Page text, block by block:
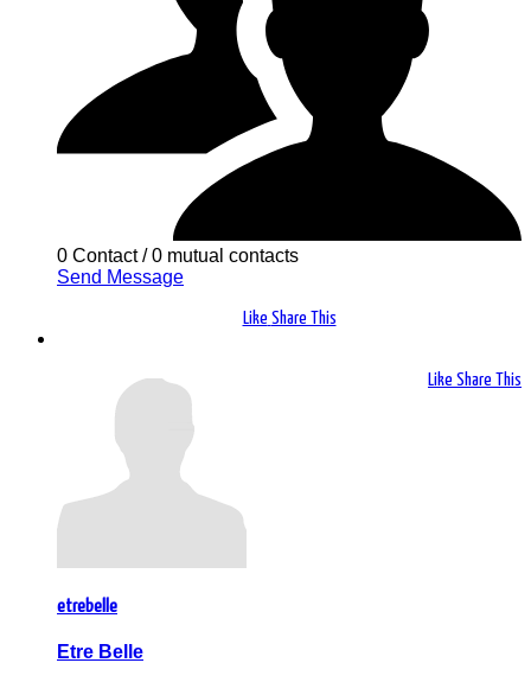
0 Contact/0 mutual contacts
Send Message
Like Share This
Like Share This
etrebelle
Etre Belle